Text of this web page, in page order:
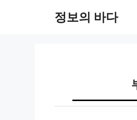
정보의 바다